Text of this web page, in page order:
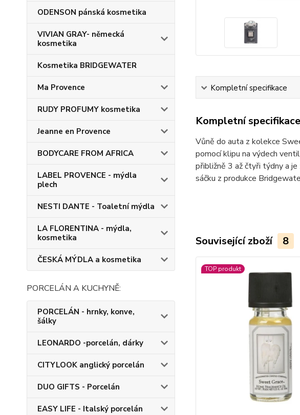
ODENSON pánská kosmetika
VIVIAN GRAY- německá
kosmetika
Kosmetika BRIDGEWATER
Ma Provence
RUDY PROFUMY kosmetika
Jeanne en Provence
BODYCARE FROM AFRICA
LABEL PROVENCE - mýdla
plech
NESTI DANTE - Toaletní mýdla
LA FLORENTINA - mýdla,
kosmetika
ČESKÁ MÝDLA a kosmetika
PORCELÁN A KUCHYNĚ:
PORCELÁN - hrnky, konve,
šálky
LEONARDO -porcelán, dárky
CITYLOOK anglický porcelán
DUO GIFTS - Porcelán
EASY LIFE - Italský porcelán
Kompletní specifikace
Kompletní specifikace
Vůně do auta z kolekce
pomocí klipu na výdech
přibližně 3 až čtyři týdny a
sáčku z produkce
Související zboží 8
TOP produkt